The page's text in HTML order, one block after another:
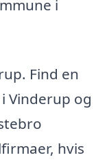
i
Find en
Vinderup og
hvis